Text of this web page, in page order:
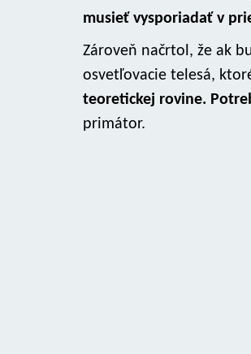
musieť vysporiadať v
Zároveň načrtol, že ak
osvetľovacie telesá,
teoretickej rovine.
primátor.